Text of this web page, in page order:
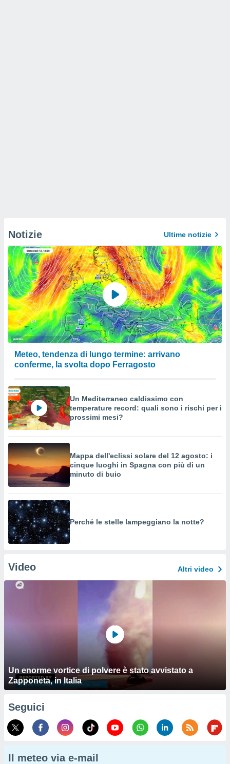
Notizie Ultime notizie
Meteo, tendenza di lungo termine: arrivano
conferme, la svolta dopo Ferragosto
Un Mediterraneo caldissimo con
temperature record: quali sono i rischi per i
prossimi mesi?
Mappa dell'eclissi solare del 12 agosto: i
cinque luoghi in Spagna con più di un
minuto di buio
Perché le stelle lampeggiano la notte?
Video Altri video
Un enorme vortice di polvere è stato avvistato a
Zapponeta, in Italia
Seguici
Il meteo via e-mail